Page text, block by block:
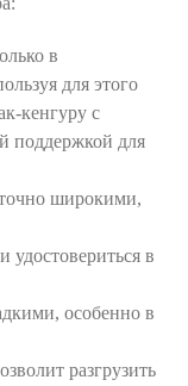
в
для этого
кенгуру с
поддержкой для
широкими,
удостовериться в
особенно в
разгрузить